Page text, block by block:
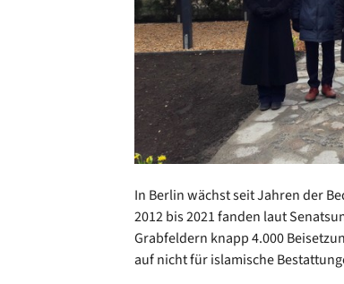
In Berlin wächst seit Jahren der
2012 bis 2021 fanden laut
Grabfeldern knapp 4.000
auf nicht für islamische